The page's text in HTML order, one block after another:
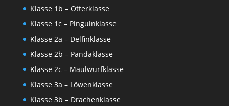
Klasse 1b – Otterklasse
Klasse 1c – Pinguinklasse
Klasse 2a – Delfinklasse
Klasse 2b – Pandaklasse
Klasse 2c – Maulwurfklasse
Klasse 3a – Löwenklasse
Klasse 3b – Drachenklasse